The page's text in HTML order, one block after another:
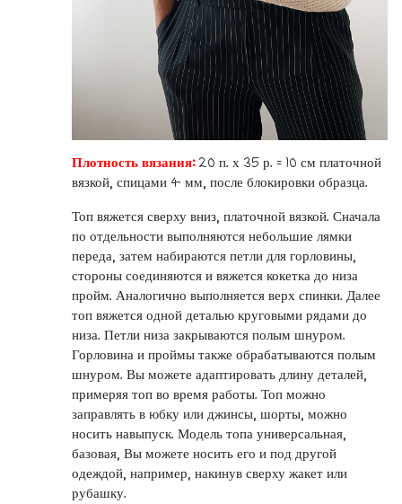
Плотность вязания:20 п. х 35 р. = 10 см платочной
вязкой, спицами 4 мм, после блокировки образца.
Топ вяжется сверху вниз, платочной вязкой. Сначала
по отдельности выполняются небольшие лямки
переда, затем набираются петли для горловины,
стороны соединяются и вяжется кокетка до низа
пройм. Аналогично выполняется верх спинки. Далее
топ вяжется одной деталью круговыми рядами до
низа. Петли низа закрываются полым шнуром.
Горловина и проймы также обрабатываются полым
шнуром. Вы можете адаптировать длину деталей,
примеряя топ во время работы. Топ можно
заправлять в юбку или джинсы, шорты, можно
носить навыпуск. Модель топа универсальная,
базовая, Вы можете носить его и под другой
одеждой, например, накинув сверху жакет или
рубашку.